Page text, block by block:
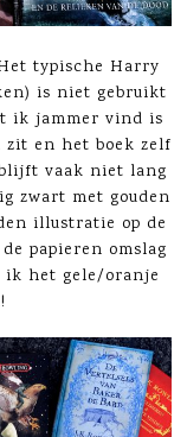
typische Harry
is niet gebruikt
ik jammer vind is
zit en het boek zelf
vaak niet lang
zwart met gouden
illustratie op de
papieren omslag
ik het gele/oranje